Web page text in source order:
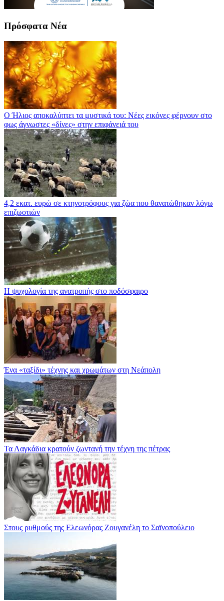
Πρόσφατα Νέα
Ο Ήλιος αποκαλύπτει τα μυστικά του: Νέες εικόνες φέρνουν στο
φως άγνωστες «δίνες» στην επιφάνειά του
4,2 εκατ. ευρώ σε κτηνοτρόφους για ζώα που θανατώθηκαν λόγω
επιζωοτιών
Η ψυχολογία της ανατροπής στο ποδόσφαιρο
Ένα «ταξίδι» τέχνης και χρωμάτων στη Νεάπολη
Τα Λαγκάδια κρατούν ζωντανή την τέχνη της πέτρας
Στους ρυθμούς της Ελεωνόρας Ζουγανέλη το Σαϊνοπούλειο